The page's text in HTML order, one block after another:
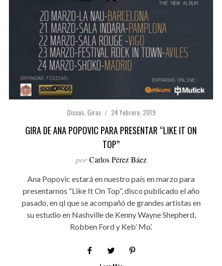
Discos, Giras 24 febrero, 2019
GIRA DE ANA POPOVIC PARA PRESENTAR “LIKE IT ON
TOP”
por Carlos Pérez Báez
Ana Popovic estará en nuestro país en marzo para
presentarnos “Like It On Top”, disco publicado el año
pasado, en ql que se acompañó de grandes artistas en
su estudio en Nashville de Kenny Wayne Shepherd,
Robben Ford y Keb’ Mo’.